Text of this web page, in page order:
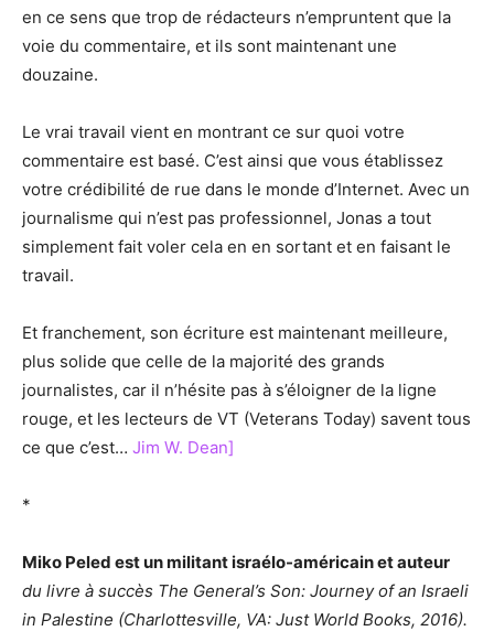
en ce sens que trop de rédacteurs n’empruntent que la
voie du commentaire, et ils sont maintenant une
douzaine.
Le vrai travail vient en montrant ce sur quoi votre
commentaire est basé. C’est ainsi que vous établissez
votre crédibilité de rue dans le monde d’Internet. Avec un
journalisme qui n’est pas professionnel, Jonas a tout
simplement fait voler cela en en sortant et en faisant le
travail.
Et franchement, son écriture est maintenant meilleure,
plus solide que celle de la majorité des grands
journalistes, car il n’hésite pas à s’éloigner de la ligne
rouge, et les lecteurs de VT (Veterans Today) savent tous
ce que c’est… Jim W. Dean]
*
Miko Peled est un militant israélo-américain et auteur
du livre à succès The General’s Son: Journey of an Israeli
in Palestine (Charlottesville, VA: Just World Books, 2016).